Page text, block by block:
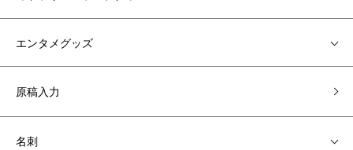
エンタメグッズ
原稿入力
名刺